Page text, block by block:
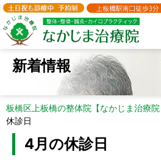
新着情報
板橋区上板橋の整体院【なかじま治療院
休診日
4月の休診日